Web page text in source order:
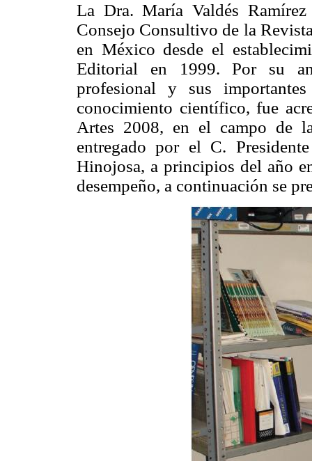
La Dra. María Valdés
Consejo Consultivo de la
en México desde el
Editorial en 1999. Por su
profesional y sus
conocimiento científico, fue
Artes 2008, en el campo de
entregado por el C.
Hinojosa, a principios del año
desempeño, a continuación se